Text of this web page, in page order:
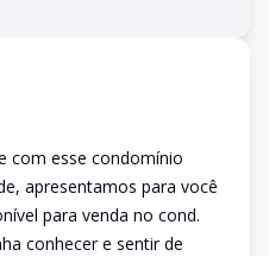
com esse condomínio
apresentamos para você
para venda no cond.
conhecer e sentir de